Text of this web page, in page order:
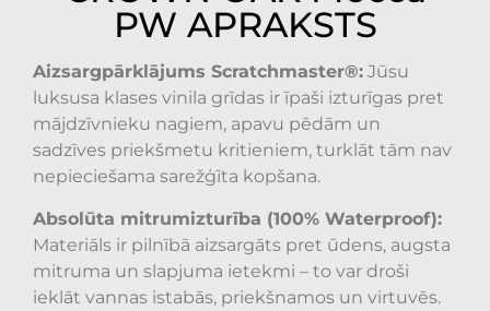
PW APRAKSTS
Aizsargpārklājums Scratchmaster®: Jūsu
luksusa klases vinila grīdas ir īpaši izturīgas pret
mājdzīvnieku nagiem, apavu pēdām un
sadzīves priekšmetu kritieniem, turklāt tām nav
nepieciešama sarežģīta kopšana.
Absolūta mitrumizturība (100% Waterproof):
Materiāls ir pilnībā aizsargāts pret ūdens, augsta
mitruma un slapjuma ietekmi – to var droši
ieklāt vannas istabās, priekšnamos un virtuvēs.